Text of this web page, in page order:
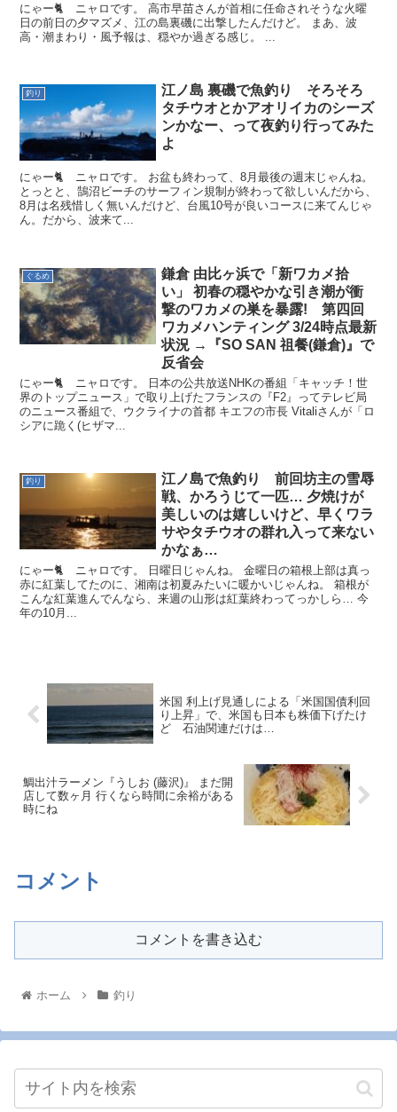
にゃー🐈️ ニャロです。 高市早苗さんが首相に任命されそうな火曜
日の前日の夕マズメ、江の島裏磯に出撃したんだけど。 まあ、波
高・潮まわり・風予報は、穏やか過ぎる感じ。 ...
釣り
江ノ島 裏磯で魚釣り そろそろ
タチウオとかアオリイカのシーズ
ンかなー、って夜釣り行ってみた
よ
にゃー🐈 ニャロです。 お盆も終わって、8月最後の週末じゃんね。
とっとと、鵠沼ビーチのサーフィン規制が終わって欲しいんだから、
8月は名残惜しく無いんだけど、台風10号が良いコースに来てんじゃ
ん。だから、波来て...
ぐるめ
鎌倉 由比ヶ浜で「新ワカメ拾
い」 初春の穏やかな引き潮が衝
撃のワカメの巣を暴露! 第四回
ワカメハンティング 3/24時点最新
状況 →『SO SAN 祖餐(鎌倉)』で
反省会
にゃー🐈 ニャロです。 日本の公共放送NHKの番組「キャッチ！世
界のトップニュース」で取り上げたフランスの『F2』ってテレビ局
のニュース番組で、ウクライナの首都 キエフの市長 Vitaliさんが「ロ
シアに跪く(ヒザマ...
釣り
江ノ島で魚釣り 前回坊主の雪辱
戦、かろうじて一匹… 夕焼けが
美しいのは嬉しいけど、早くワラ
サやタチウオの群れ入って来ない
かなぁ…
にゃー🐈 ニャロです。 日曜日じゃんね。 金曜日の箱根上部は真っ
赤に紅葉してたのに、湘南は初夏みたいに暖かいじゃんね。 箱根が
こんな紅葉進んでんなら、来週の山形は紅葉終わってっかしら… 今
年の10月...
米国 利上げ見通しによる「米国国債利回
り上昇」で、米国も日本も株価下げたけ
ど 石油関連だけは…
鯛出汁ラーメン『うしお (藤沢)』 まだ開
店して数ヶ月 行くなら時間に余裕がある
時にね
コメント
コメントを書き込む
ホーム 釣り